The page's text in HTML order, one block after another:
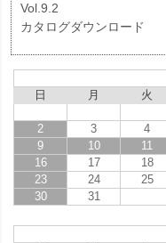
Vol.9.2
カタログダウンロード
日
月 火
2
3 4
9
10 11
16
17 18
23
24 25
30
31